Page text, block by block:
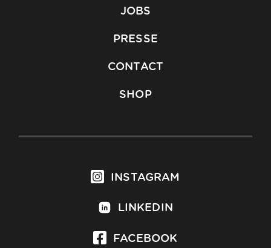
JOBS
PRESSE
CONTACT
SHOP
INSTAGRAM
LINKEDIN
FACEBOOK